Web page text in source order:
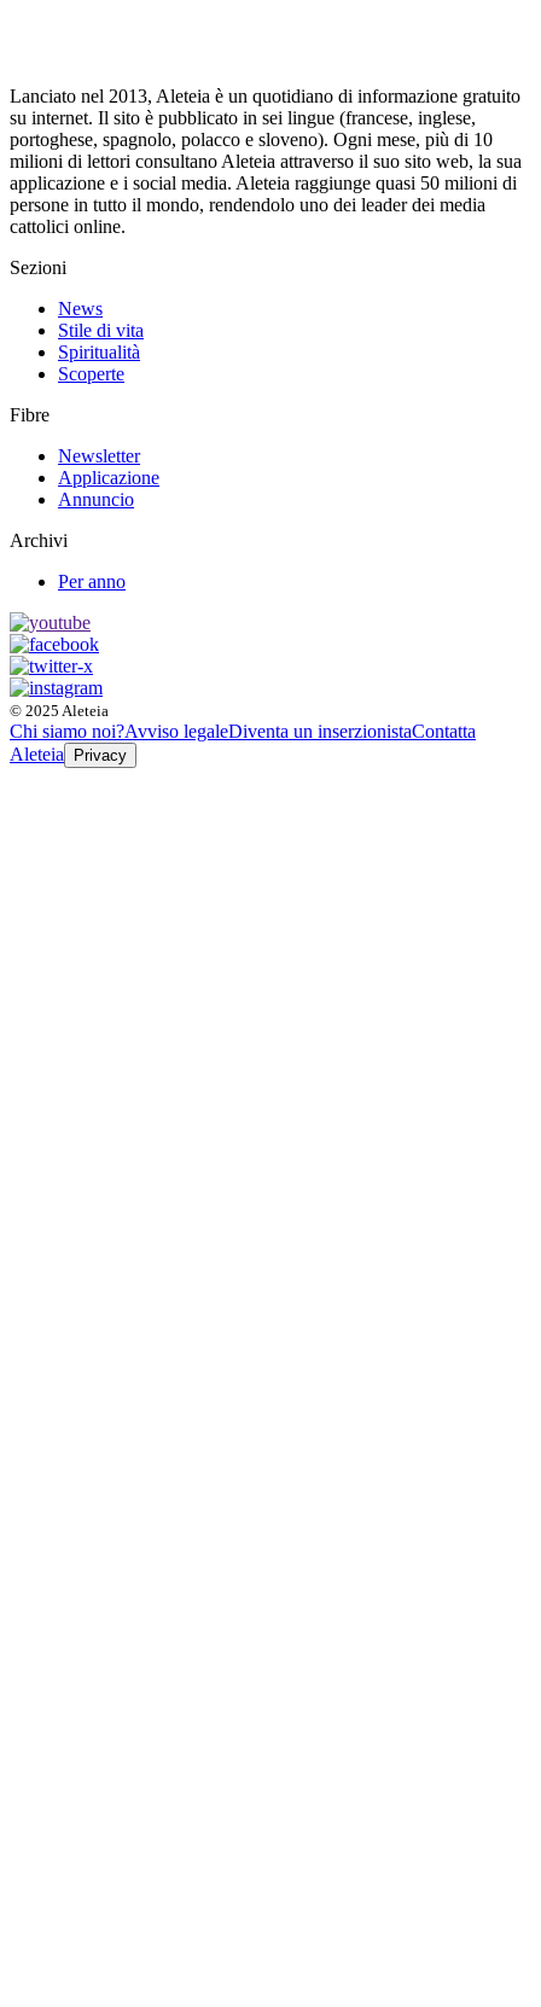
Lanciato nel 2013, Aleteia è un quotidiano di informazione gratuito
su internet. Il sito è pubblicato in sei lingue (francese, inglese,
portoghese, spagnolo, polacco e sloveno). Ogni mese, più di 10
milioni di lettori consultano Aleteia attraverso il suo sito web, la sua
applicazione e i social media. Aleteia raggiunge quasi 50 milioni di
persone in tutto il mondo, rendendolo uno dei leader dei media
cattolici online.
Sezioni
News
Stile di vita
Spiritualità
Scoperte
Fibre
Newsletter
Applicazione
Annuncio
Archivi
Per anno
© 2025 Aleteia
Chi siamo noi?Avviso legaleDiventa un inserzionistaContatta
Aleteia
Privacy